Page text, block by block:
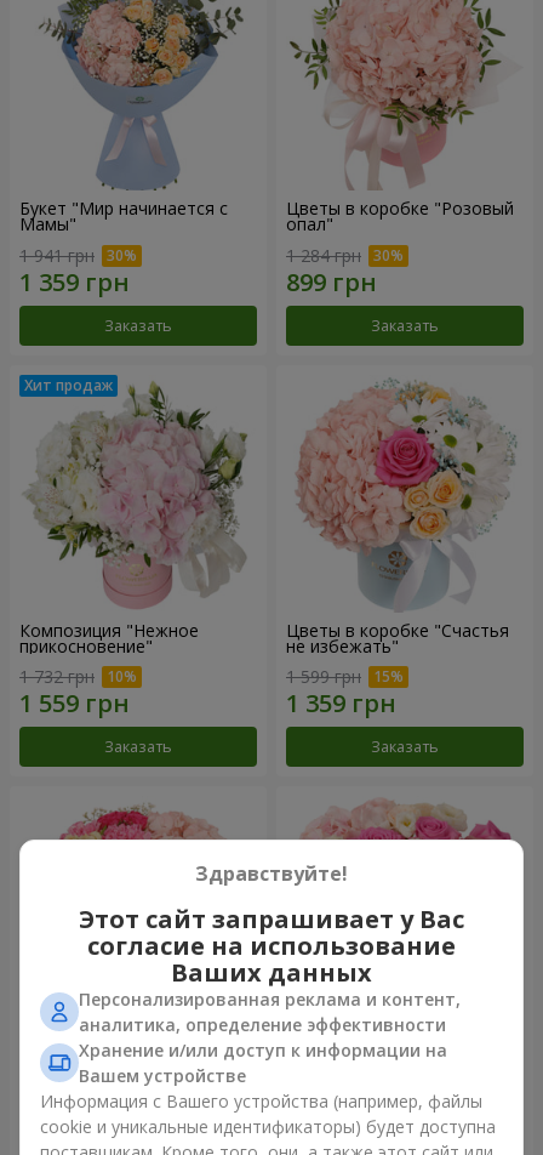
Букет "Мир начинается с
Мамы"
1 941 грн
Заказать
Цветы в коробке "Розовый
опал"
1 284 грн
Заказать
Композиция "Нежное
прикосновение"
1 732 грн
Заказать
Цветы в коробке "Счастья
не избежать"
1 599 грн
Заказать
Цветы в коробке "Соломия"
2 066 грн
Композиция "Barbie"
2 479 грн
Здравствуйте!
Этот сайт запрашивает у Вас
согласие на использование
Ваших данных
Персонализированная реклама и контент,
аналитика, определение эффективности
Хранение и/или доступ к информации на
Вашем устройстве
Информация с Вашего устройства (например, файлы
cookie и уникальные идентификаторы) будет доступна